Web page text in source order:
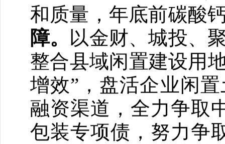
和质量，年底前碳酸
障。 以金财、城投、
整合县域闲置建设用
增效”，盘活企业闲
融资渠道，全力争取
包装专项债，努力争